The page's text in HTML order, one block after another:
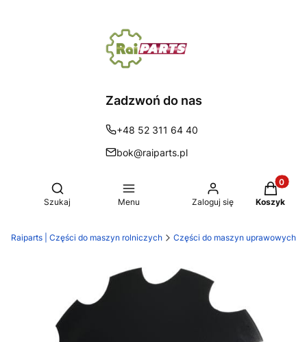
Zadzwoń do nas
+48 52 311 64 40
bok@raiparts.pl
Otwórz wyszukiwarkę
Szukaj Menu Zaloguj się Koszyk
Raiparts | Części do maszyn rolniczych Części do maszyn uprawowych